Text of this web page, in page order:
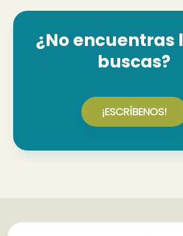
¿No encuentras
buscas?
¡ESCRÍBENOS!